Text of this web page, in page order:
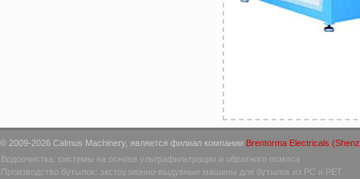
© 2009-2026 Calmus Machinery, является филиал компании Brentorma Electricals
Водоочистка: системы на основе ультрафильтрации и обратного осмоса
Производство бутылок: экструзионно-выдувные машины для бутылок из PC и PET